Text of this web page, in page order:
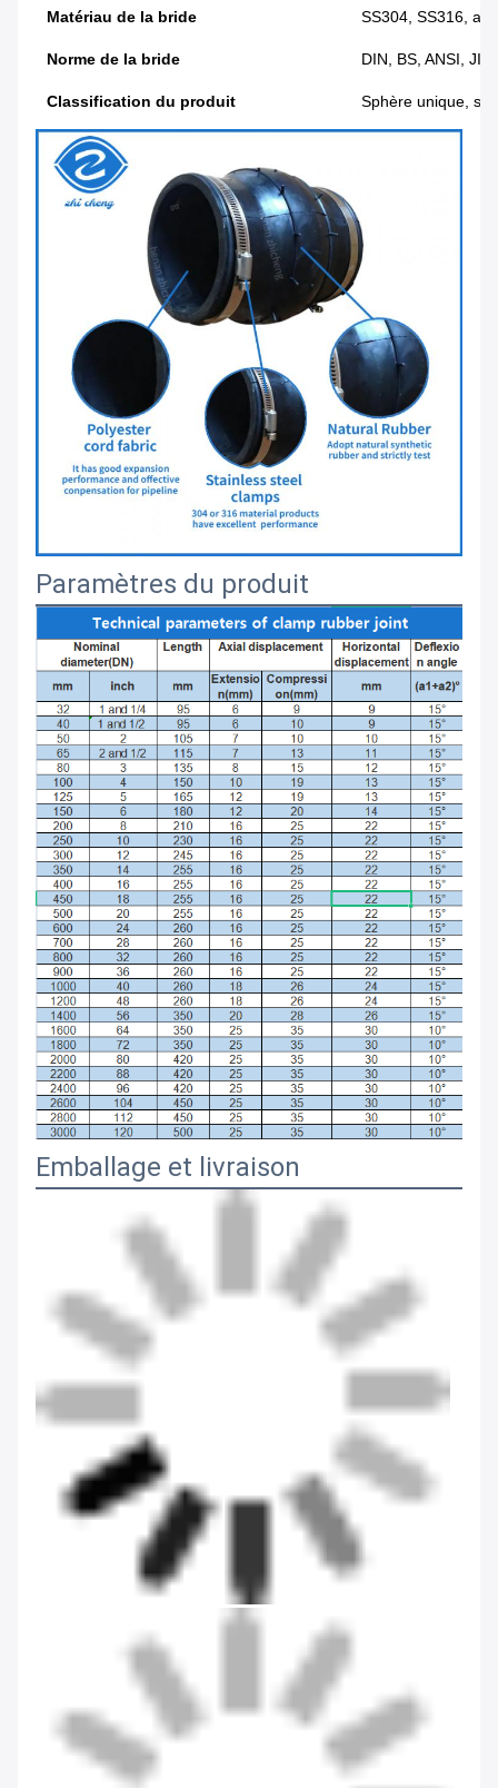
Matériau de la bride SS304, SS316,
Norme de la bride DIN, BS, ANSI,
Classification du produit Sphère unique,
Paramètres du produit
Emballage et livraison